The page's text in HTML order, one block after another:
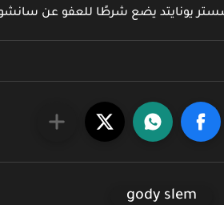
يونايتد يضع شرطًا للعفو عن
gody slem